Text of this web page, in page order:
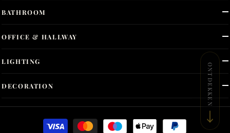
BATHROOM
OFFICE & HALLWAY
LIGHTING
DECORATION ONTDEKKEN